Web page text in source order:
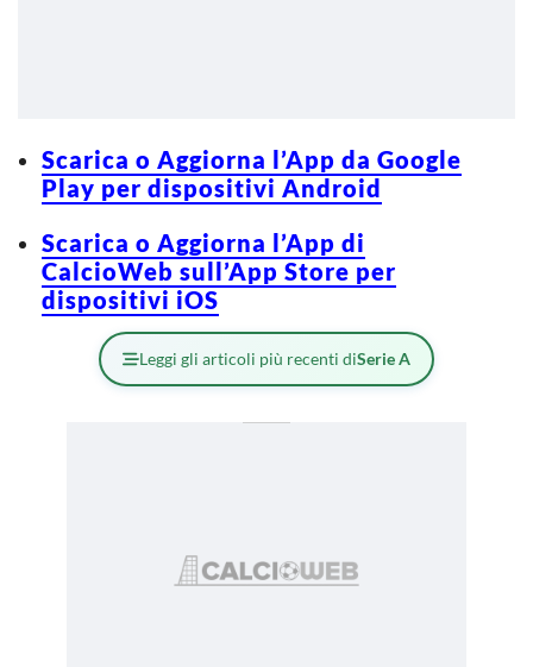
Scarica o Aggiorna l’App da Google
Play per dispositivi Android
Scarica o Aggiorna l’App di
CalcioWeb sull’App Store per
dispositivi iOS
Leggi gli articoli più recenti diSerie A